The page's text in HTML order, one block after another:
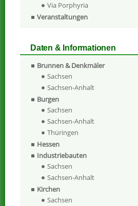
Via Porphyria
Veranstaltungen
Daten & Informationen
Brunnen & Denkmäler
Sachsen
Sachsen-Anhalt
Burgen
Sachsen
Sachsen-Anhalt
Thüringen
Hessen
Industriebauten
Sachsen
Sachsen-Anhalt
Kirchen
Sachsen